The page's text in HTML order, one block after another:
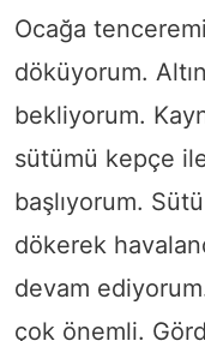
Ocağa
döküyorum.
bekliyorum.
sütümü kepçe
başlıyorum.
dökerek
devam
çok önemli.